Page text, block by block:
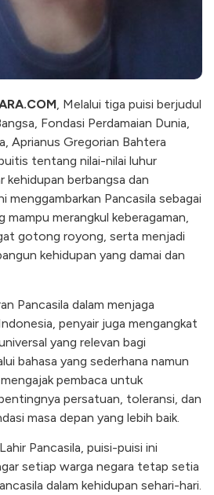
, Melalui tiga puisi berjudul
Fondasi Perdamaian Dunia,
Aprianus Gregorian Bahtera
tentang nilai-nilai luhur
kehidupan berbangsa dan
menggambarkan Pancasila sebagai
mampu merangkul keberagaman,
gotong royong, serta menjadi
kehidupan yang damai dan
Pancasila dalam menjaga
penyair juga mengangkat
yang relevan bagi
bahasa yang sederhana namun
pembaca untuk
persatuan, toleransi, dan
masa depan yang lebih baik.
Pancasila, puisi-puisi ini
setiap warga negara tetap setia
dalam kehidupan sehari-hari.